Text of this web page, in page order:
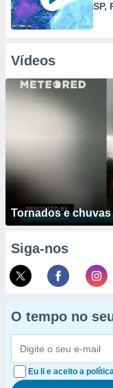
SP,
Vídeos
Tornados e
Siga-nos
O tempo no
Eu li e aceito a